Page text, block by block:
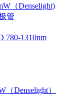
（Denselight)
管
780-1310nm
Denselight）